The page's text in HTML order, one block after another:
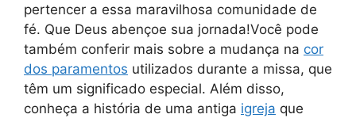
pertencer a essa maravilhosa comunidade de
fé. Que Deus abençoe sua jornada!Você pode
também conferir mais sobre a mudança na cor
dos paramentos utilizados durante a missa, que
têm um significado especial. Além disso,
conheça a história de uma antiga igreja que